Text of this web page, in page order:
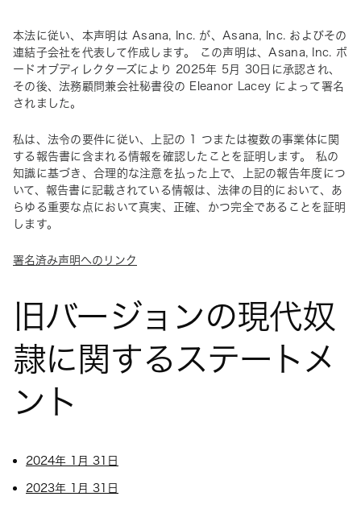
本法に従い、本声明は Asana, Inc. が、Asana, Inc. およびその
連結子会社を代表して作成します。 この声明は、Asana, Inc. ボ
ードオブディレクターズにより 2025年 5月 30日に承認され、
その後、法務顧問兼会社秘書役の Eleanor Lacey によって署名
されました。
私は、法令の要件に従い、上記の 1 つまたは複数の事業体に関
する報告書に含まれる情報を確認したことを証明します。 私の
知識に基づき、合理的な注意を払った上で、上記の報告年度につ
いて、報告書に記載されている情報は、法律の目的において、あ
らゆる重要な点において真実、正確、かつ完全であることを証明
します。
署名済み声明へのリンク
旧バージョンの現代奴
隷に関するステートメ
ント
2024年 1月 31日
2023年 1月 31日